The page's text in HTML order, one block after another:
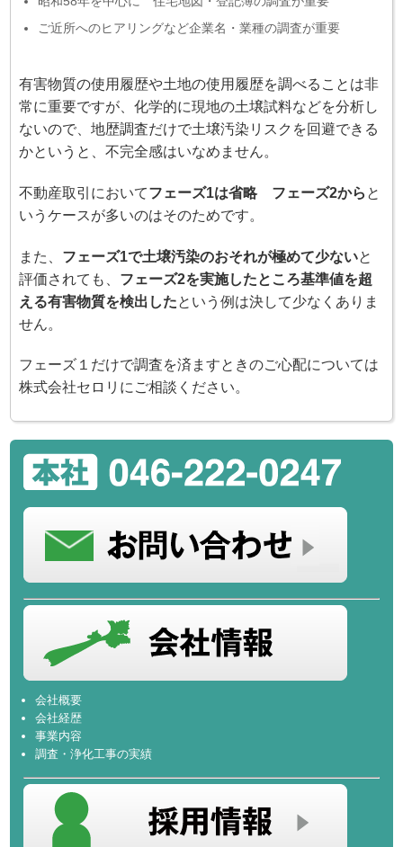
ご近所へのヒアリングなど企業名・業種の調査が重要
有害物質の使用履歴や土地の使用履歴を調べることは非
常に重要ですが、化学的に現地の土壌試料などを分析し
ないので、地歴調査だけで土壌汚染リスクを回避できる
かというと、不完全感はいなめません。
不動産取引においてフェーズ1は省略 フェーズ2から と
いうケースが多いのはそのためです。
また、 フェーズ1で土壌汚染のおそれが極めて少ないと
評価されても、 フェーズ2を実施したところ基準値を超
える有害物質を検出したという例は決して少なくありま
せん。
フェーズ１だけで調査を済ますときのご心配については
株式会社セロリにご相談ください。
会社概要
会社経歴
事業内容
調査・浄化工事の実績